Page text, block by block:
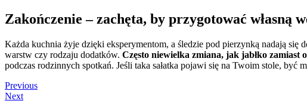
Zakończenie – zachęta, by przygotować własną
Każda kuchnia żyje dzięki eksperymentom, a śledzie pod pierzynką nadają
warstw czy rodzaju dodatków. Często niewielka zmiana, jak jabłko
podczas rodzinnych spotkań. Jeśli taka sałatka pojawi się na Twoim stole,
Nawigacja
wpisu
PreviousPrevious
NextNext